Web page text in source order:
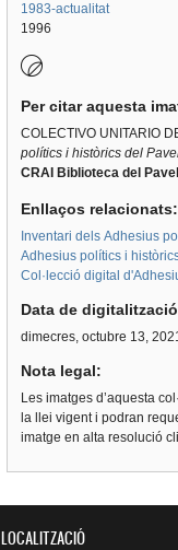
1983-actualitat
1996
Per citar aquesta
COLECTIVO UNITARIO
polítics i històrics del
CRAI Biblioteca del
Enllaços
Inventari dels Adhesius
Adhesius polítics i
Col·lecció digital
Data de
dimecres, octubre 13,
Nota legal:
Les imatges d’aquesta
la llei vigent i podran
imatge en alta resolució
LOCALITZACIÓ